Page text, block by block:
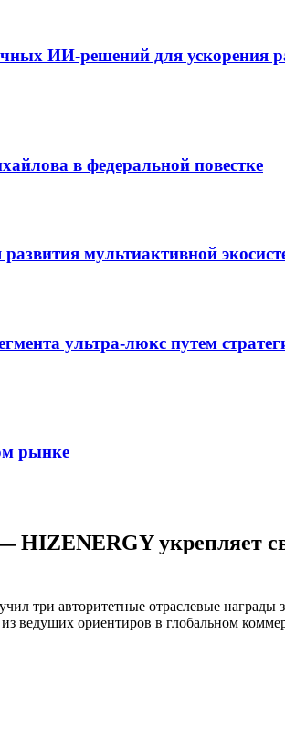
ИИ-решений для ускорения
в федеральной повестке
мультиактивной
ультра-люкс путем
рынке
укрепляет
три авторитетные отраслевые награды
ведущих ориентиров в глобальном